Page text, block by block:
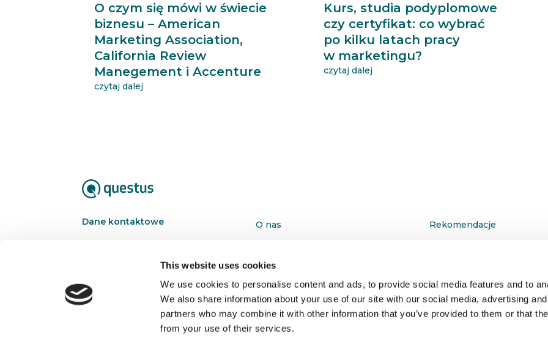
This website uses cookies
We use cookies to personalise content and ads, to provide social media features and to
We also share information about your use of our site with our social media, advertising
partners who may combine it with other information that you’ve provided to them or that
from your use of their services.
O czym się mówi w świecie
biznesu – American
Marketing Association,
California Review
Manegement i Accenture
czytaj dalej
Kurs, studia podyplomowe
czy certyfikat: co wybrać
po kilku latach pracy
w marketingu?
czytaj dalej
Dane kontaktowe
ul. Organizacji WiN 83/7
91-811 Łódź
 601 098 038
questus@questus.pl
O nas
Polityka prywatności
Rekomendacje